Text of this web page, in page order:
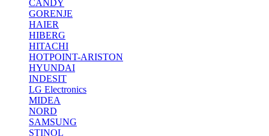
CANDY
GORENJE
HAIER
HIBERG
HITACHI
HOTPOINT-ARISTON
HYUNDAI
INDESIT
LG Electronics
MIDEA
NORD
SAMSUNG
STINOL